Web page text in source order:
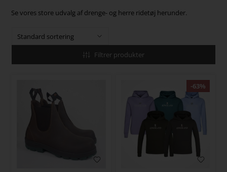
Se vores store udvalg af drenge- og herre ridetøj herunder.
Filtrer produkter